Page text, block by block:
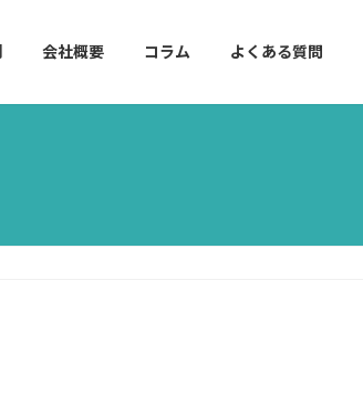
会社概要 コラム よくある質問